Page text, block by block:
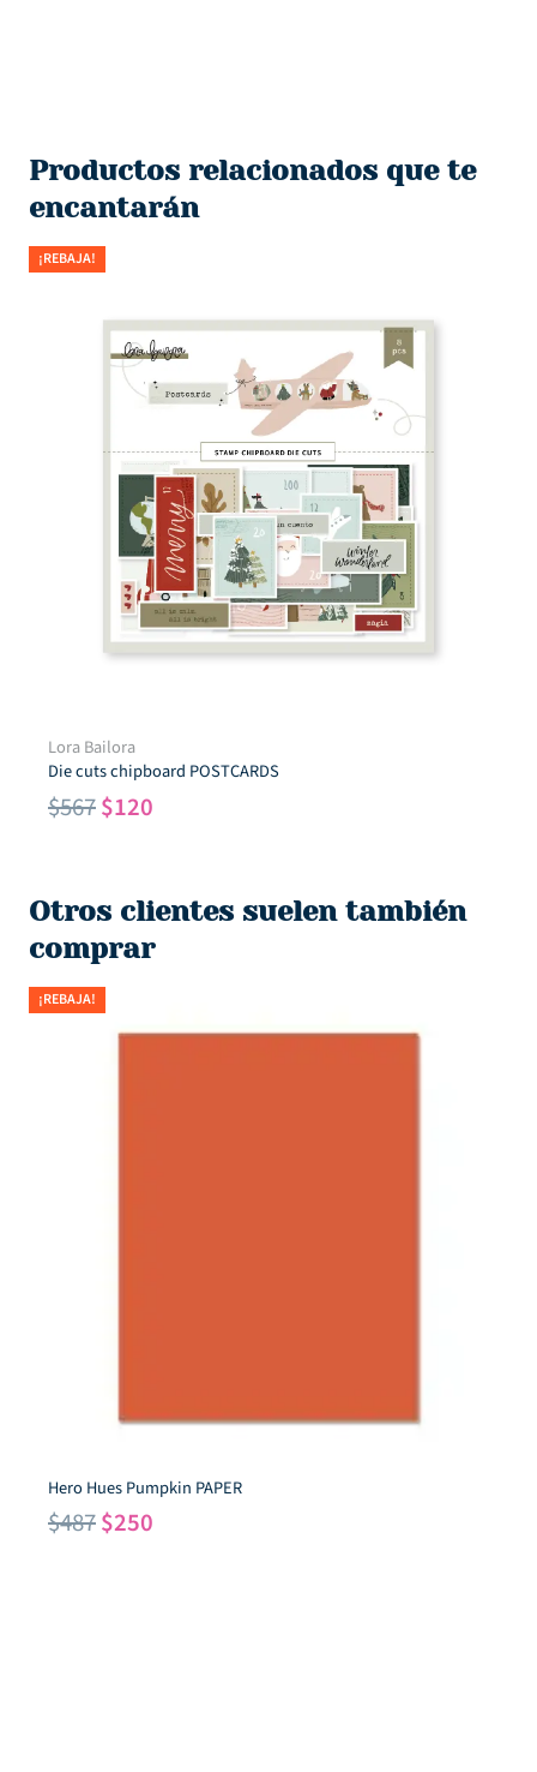
Productos relacionados que te
encantarán
¡REBAJA!
Lora Bailora
Die cuts chipboard POSTCARDS
567El
era:
$567.
$120El
es:
$120.
Otros clientes suelen también
comprar
¡REBAJA!
Hero Hues Pumpkin PAPER
$487El
$250